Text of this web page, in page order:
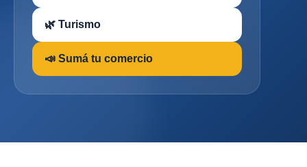
🌿 Turismo
📣 Sumá tu comercio